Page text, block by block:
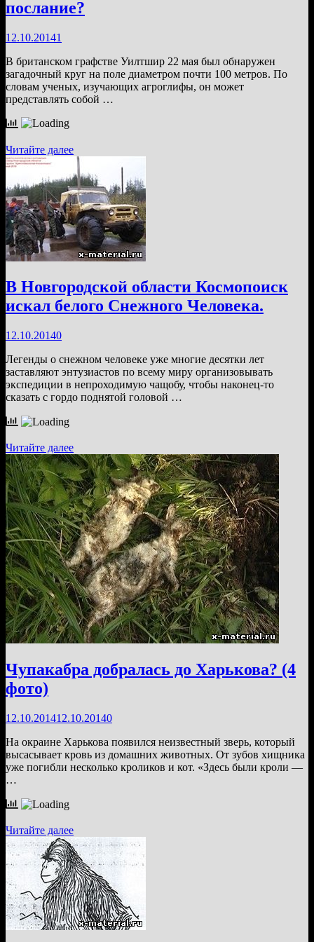
послание?
12.10.20141
В британском графстве Уилтшир 22 мая был обнаружен
загадочный круг на поле диаметром почти 100 метров. По
словам ученых, изучающих агроглифы, он может
представлять собой …
Новый
круг
полях
—
зашифрованное
математическое
послание?
Читайте далее
В Новгородской области Космопоиск
искал белого Снежного Человека.
12.10.20140
Легенды о снежном человеке уже многие десятки лет
заставляют энтузиастов по всему миру организовывать
экспедиции в непроходимую чащобу, чтобы наконец-то
сказать с гордо поднятой головой …
В
Новгородской
области
Космопоиск
искал
белого
Снежного
Человека.
Читайте далее
Чупакабра добралась до Харькова? (4
фото)
12.10.201412.10.20140
На окраине Харькова появился неизвестный зверь, который
высасывает кровь из домашних животных. От зубов хищника
уже погибли несколько кроликов и кот. «Здесь были кроли —
…
Чупакабра
добралась
до
Харькова?
(4
фото)
Читайте далее